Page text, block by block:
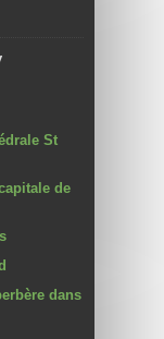
St
de
dans